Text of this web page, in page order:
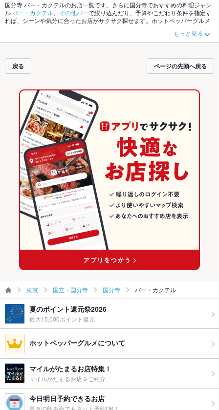
国分寺 バー・カクテルのお店一覧です。さらに国分寺でおすすめの料理ジャン
ル バー・カクテル その他バーで絞り込んだり、予算やこだわり条件を指定す
れば、シーンや気分に合ったお店がサクサク探せます。ホットペッパーグルメ
ど、お店の最新情報をご紹介しているので安心！24時間使える簡単便利なネッ
ト予約が使えるお店も拡大中です。友達どうしの飲み会にも、会社の宴会に
さい。
もっと見る
戻る ページの先頭へ戻る
東京 国立・国分寺 国分寺 バー・カクテル
夏のポイント還元祭2026
最大15,000ポイント還元
ホットペッパーグルメについて
マイルがたまるお店特集！
マイルがたまるお店をご紹介
今日明日予約できるお店